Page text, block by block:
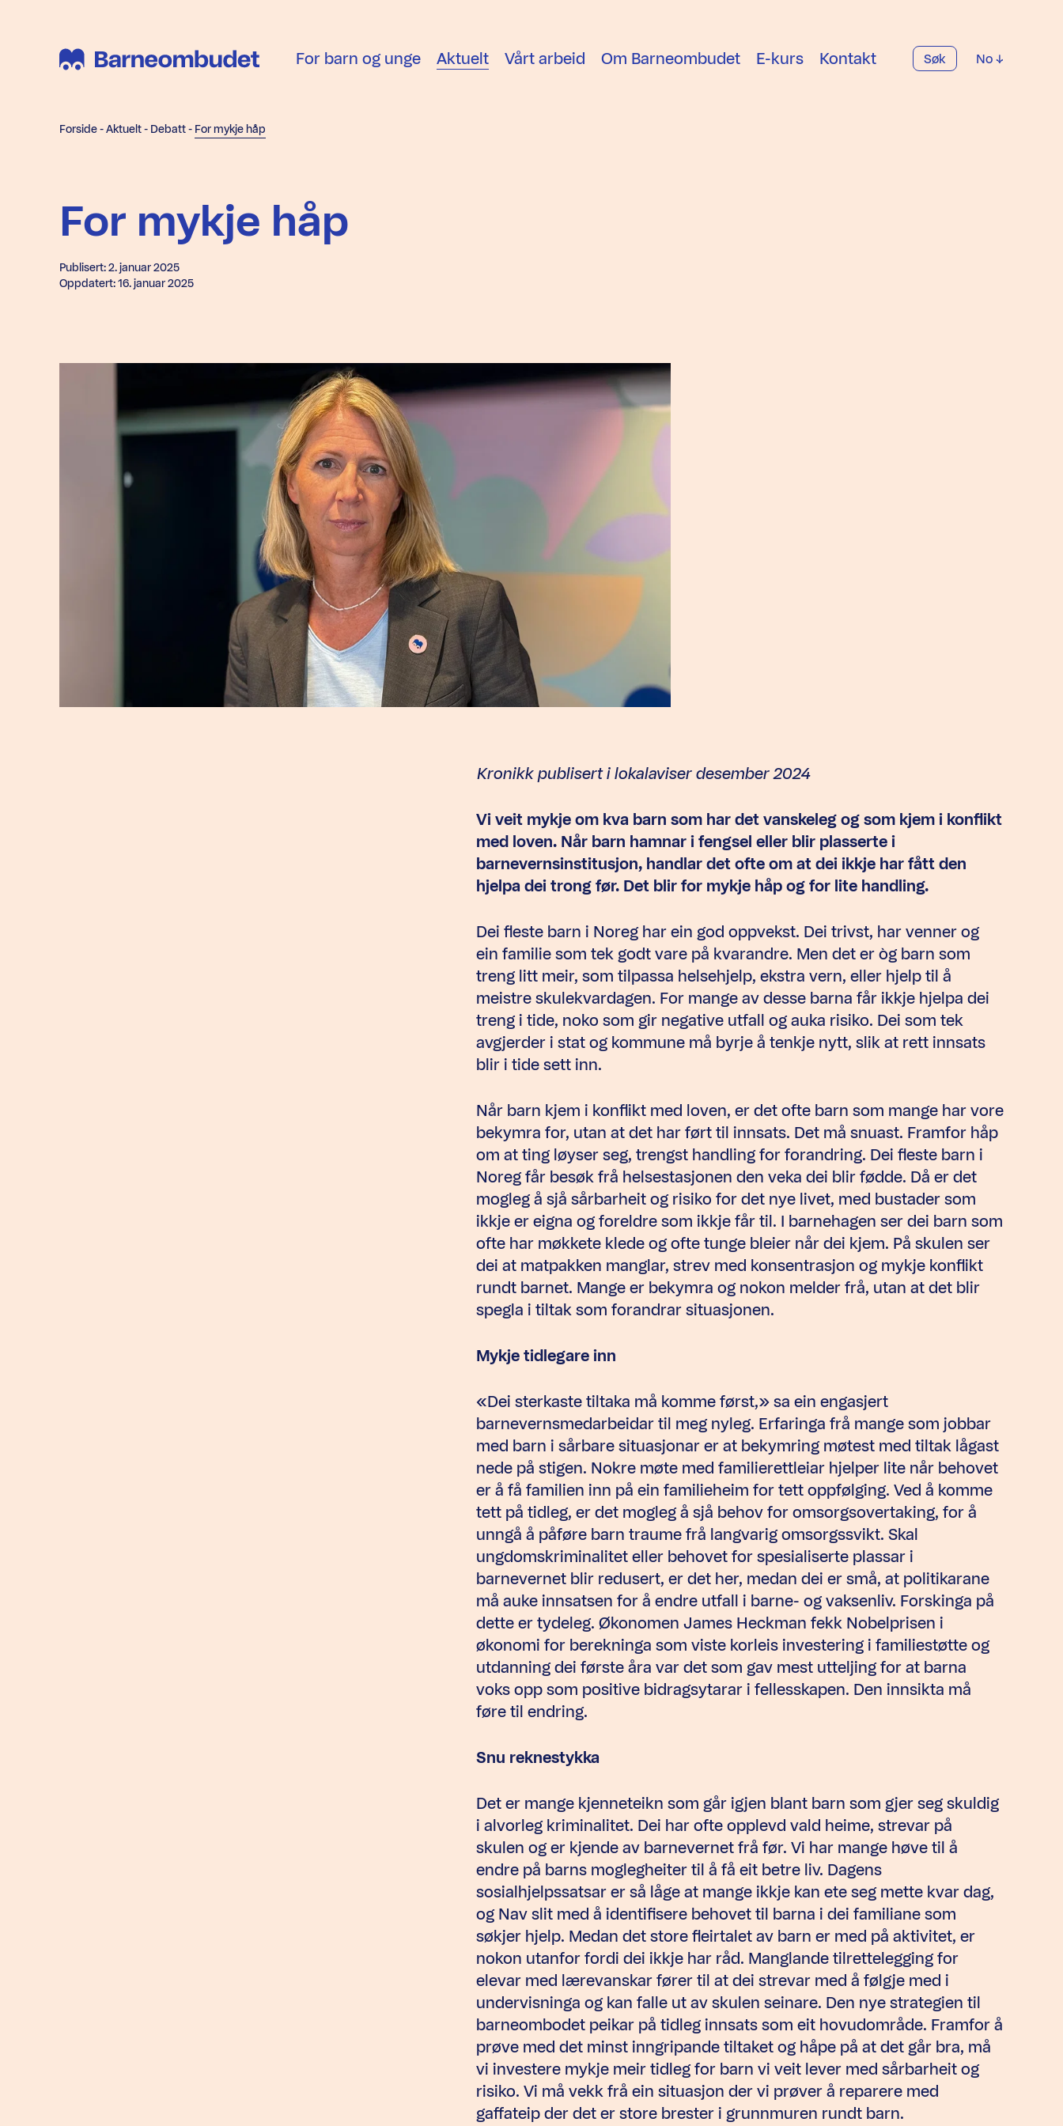
For barn og unge Aktuelt Vårt arbeid Om Barneombudet E-kurs Kontakt Søk No
Forside-Aktuelt- Debatt- For mykje håp
For mykje håp
Publisert: 2. januar 2025
Oppdatert: 16. januar 2025
Kronikk publisert i lokalaviser desember 2024
Vi veit mykje om kva barn som har det vanskeleg og som kjem i konflikt
med loven. Når barn hamnar i fengsel eller blir plasserte i
barnevernsinstitusjon, handlar det ofte om at dei ikkje har fått den
hjelpa dei trong før. Det blir for mykje håp og for lite handling.
Dei fleste barn i Noreg har ein god oppvekst. Dei trivst, har venner og
ein familie som tek godt vare på kvarandre. Men det er òg barn som
treng litt meir, som tilpassa helsehjelp, ekstra vern, eller hjelp til å
meistre skulekvardagen. For mange av desse barna får ikkje hjelpa dei
treng i tide, noko som gir negative utfall og auka risiko. Dei som tek
avgjerder i stat og kommune må byrje å tenkje nytt, slik at rett innsats
blir i tide sett inn.
Når barn kjem i konflikt med loven, er det ofte barn som mange har vore
bekymra for, utan at det har ført til innsats. Det må snuast. Framfor håp
om at ting løyser seg, trengst handling for forandring. Dei fleste barn i
Noreg får besøk frå helsestasjonen den veka dei blir fødde. Då er det
mogleg å sjå sårbarheit og risiko for det nye livet, med bustader som
ikkje er eigna og foreldre som ikkje får til. I barnehagen ser dei barn som
ofte har møkkete klede og ofte tunge bleier når dei kjem. På skulen ser
dei at matpakken manglar, strev med konsentrasjon og mykje konflikt
rundt barnet. Mange er bekymra og nokon melder frå, utan at det blir
spegla i tiltak som forandrar situasjonen.
Mykje tidlegare inn
«Dei sterkaste tiltaka må komme først,» sa ein engasjert
barnevernsmedarbeidar til meg nyleg. Erfaringa frå mange som jobbar
med barn i sårbare situasjonar er at bekymring møtest med tiltak lågast
nede på stigen. Nokre møte med familierettleiar hjelper lite når behovet
er å få familien inn på ein familieheim for tett oppfølging. Ved å komme
tett på tidleg, er det mogleg å sjå behov for omsorgsovertaking, for å
unngå å påføre barn traume frå langvarig omsorgssvikt. Skal
ungdomskriminalitet eller behovet for spesialiserte plassar i
barnevernet blir redusert, er det her, medan dei er små, at politikarane
må auke innsatsen for å endre utfall i barne- og vaksenliv. Forskinga på
dette er tydeleg. Økonomen James Heckman fekk Nobelprisen i
økonomi for berekninga som viste korleis investering i familiestøtte og
utdanning dei første åra var det som gav mest utteljing for at barna
voks opp som positive bidragsytarar i fellesskapen. Den innsikta må
føre til endring.
Snu reknestykka
Det er mange kjenneteikn som går igjen blant barn som gjer seg skuldig
i alvorleg kriminalitet. Dei har ofte opplevd vald heime, strevar på
skulen og er kjende av barnevernet frå før. Vi har mange høve til å
endre på barns moglegheiter til å få eit betre liv. Dagens
sosialhjelpssatsar er så låge at mange ikkje kan ete seg mette kvar dag,
og Nav slit med å identifisere behovet til barna i dei familiane som
søkjer hjelp. Medan det store fleirtalet av barn er med på aktivitet, er
nokon utanfor fordi dei ikkje har råd. Manglande tilrettelegging for
elevar med lærevanskar fører til at dei strevar med å følgje med i
undervisninga og kan falle ut av skulen seinare. Den nye strategien til
barneombodet peikar på tidleg innsats som eit hovudområde. Framfor å
prøve med det minst inngripande tiltaket og håpe på at det går bra, må
vi investere mykje meir tidleg for barn vi veit lever med sårbarheit og
risiko. Vi må vekk frå ein situasjon der vi prøver å reparere med
gaffateip der det er store brester i grunnmuren rundt barn.